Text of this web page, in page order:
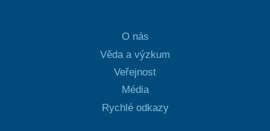
O nás
Věda a výzkum
Veřejnost
Média
Rychlé odkazy